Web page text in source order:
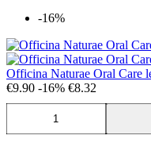
-16%
Officina Naturae Oral Care
€9.90 -16% €8.32